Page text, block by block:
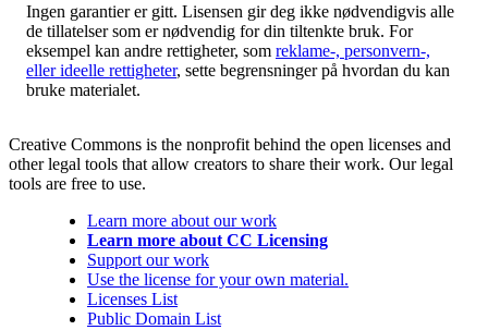
Ingen garantier er gitt. Lisensen gir deg ikke nødvendigvis alle
de tillatelser som er nødvendig for din tiltenkte bruk. For
eksempel kan andre rettigheter, som reklame-, personvern-,
eller ideelle rettigheter, sette begrensninger på hvordan du kan
bruke materialet.
Creative Commons is the nonprofit behind the open licenses and
other legal tools that allow creators to share their work. Our legal
tools are free to use.
Learn more about our work
Learn more about CC Licensing
Support our work
Use the license for your own material.
Licenses List
Public Domain List